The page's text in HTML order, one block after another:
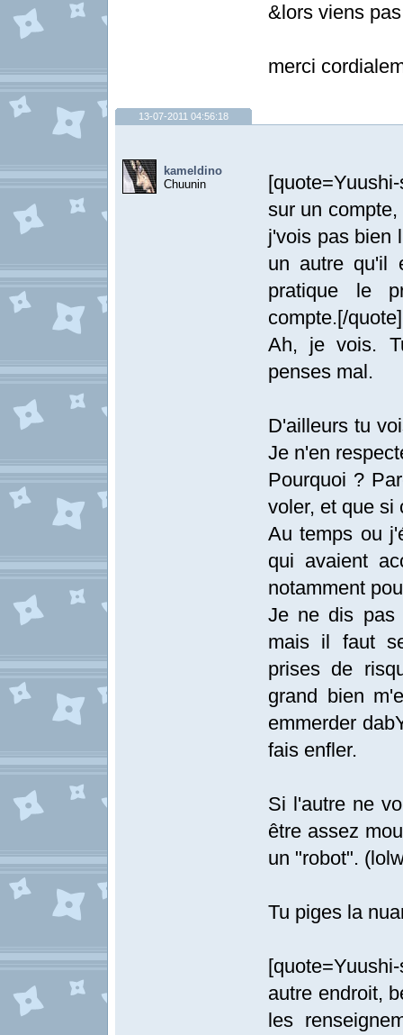
&lors viens
merci
13-07-2011 04:56:18
kameldino
Chuunin
sur un
j'vois pas bien
un autre qu'il
pratique le
compte.[/quote]
Ah, je vois.
penses mal.
D'ailleurs tu
Je n'en
Pourquoi ?
voler, et que si
Au temps ou
qui avaient
notamment
Je ne dis pas
mais il faut
prises de
grand bien
emmerder
fais enfler.
Si l'autre ne
être assez
un "robot".
Tu piges la
autre endroit,
les